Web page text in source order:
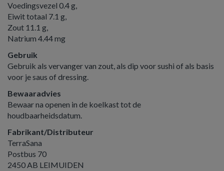
Voedingsvezel 0.4 g,
Eiwit totaal 7.1 g,
Zout 11.1 g,
Natrium 4.44 mg
Gebruik
Gebruik als vervanger van zout, als dip voor sushi of als basis
voor je saus of dressing.
Bewaaradvies
Bewaar na openen in de koelkast tot de
houdbaarheidsdatum.
Fabrikant/Distributeur
TerraSana
Postbus 70
2450 AB LEIMUIDEN